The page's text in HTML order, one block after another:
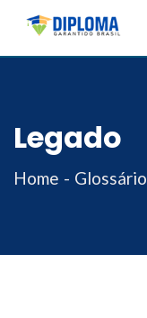
Skip
Legado
Home Glossário